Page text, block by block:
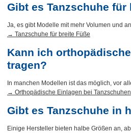
Gibt es Tanzschuhe für
Ja, es gibt Modelle mit mehr Volumen und
→ Tanzschuhe für breite Füße
Kann ich
tragen?
In manchen Modellen ist das möglich, vor
→ Orthopädische Einlagen bei Tanzschuhen
Gibt es Tanzschuhe in
Einige Hersteller bieten halbe Größen an,